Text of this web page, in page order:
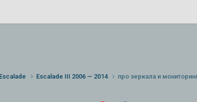
Escalade Escalade III 2006 — 2014 про зеркала и